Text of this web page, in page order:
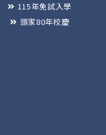
115年免試入學
頭家80年校慶